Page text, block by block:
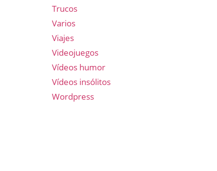
Trucos
Varios
Viajes
Videojuegos
Vídeos humor
Vídeos insólitos
Wordpress